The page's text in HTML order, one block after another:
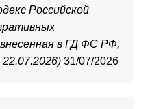
Российской
в ГД ФС РФ,
31/07/2026